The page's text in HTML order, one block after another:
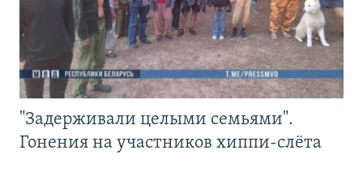
"Задерживали целыми семьями".
Гонения на участников хиппи-слёта